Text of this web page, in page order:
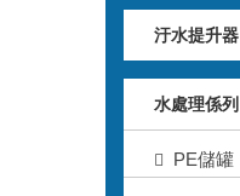
汙水提升器
水處理係列
PE儲罐